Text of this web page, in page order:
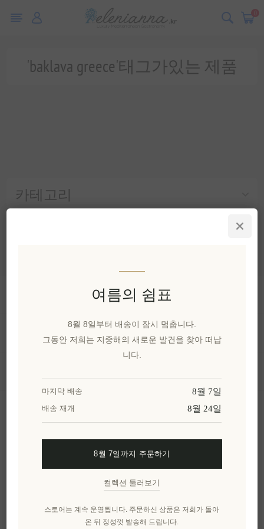
0
카테고리
'baklava greece'태그가있는 제품
정보
내 계정
여름의 쉼표
8월 8일부터 배송이 잠시 멈춥니다.
그동안 저희는 지중해의 새로운 발견을 찾아 떠납
니다.
마지막 배송 8월 7일
배송 재개 8월 24일
8월 7일까지 주문하기
컬렉션 둘러보기
스토어는 계속 운영됩니다. 주문하신 상품은 저희가 돌아
온 뒤 정성껏 발송해 드립니다.